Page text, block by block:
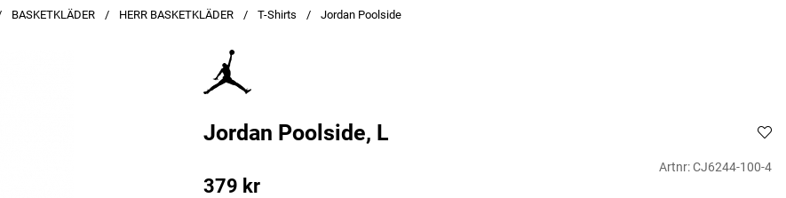
BASKETKLÄDER HERR BASKETKLÄDER T-Shirts Jordan Poolside
Jordan Poolside, L
Artnr:CJ6244-100-4
379 kr